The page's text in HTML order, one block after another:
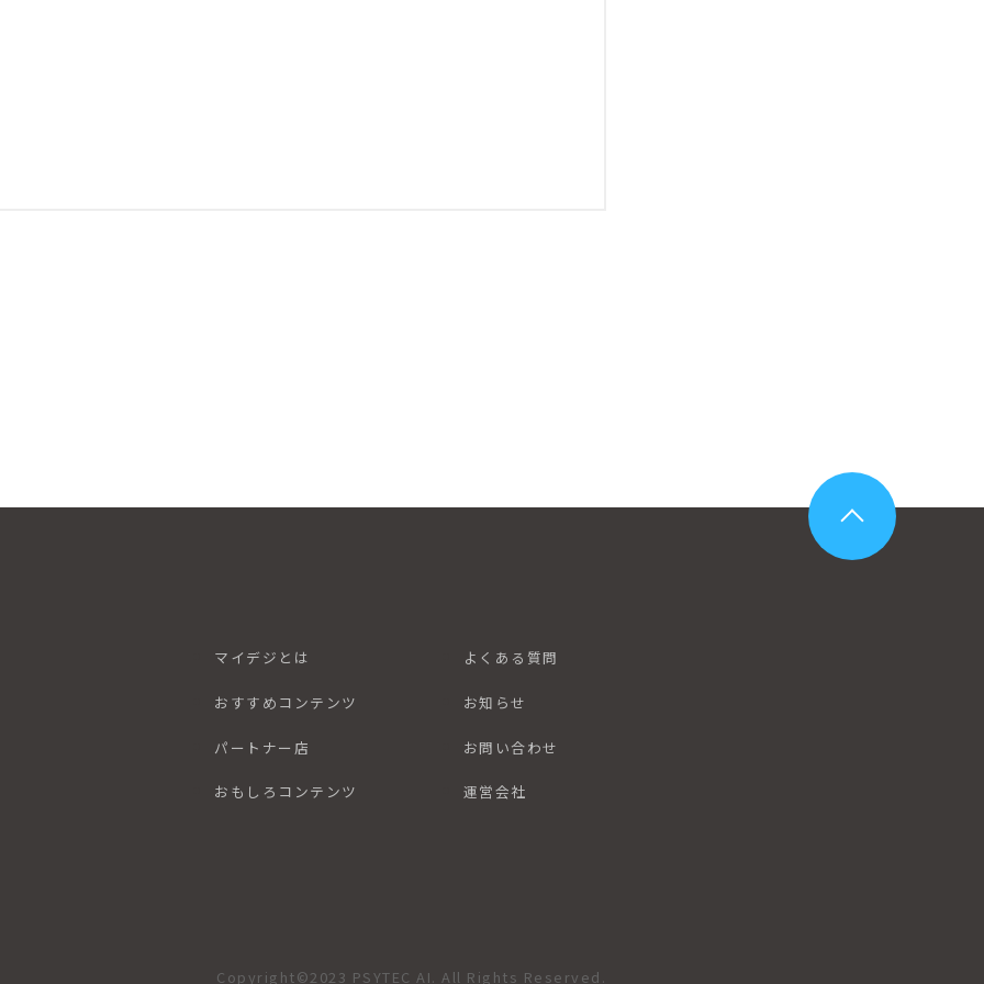
マイデジとは よくある質問
おすすめコンテンツ お知らせ
パートナー店 お問い合わせ
おもしろコンテンツ 運営会社
Copyright©2023 PSYTEC AI. All Rights Reserved.